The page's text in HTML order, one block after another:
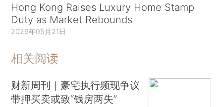
Hong Kong Raises Luxury Home Stamp
Duty as Market Rebounds
2026年05月21日
相关阅读
财新周刊｜豪宅执行频现争议
带押买卖或致“钱房两失”